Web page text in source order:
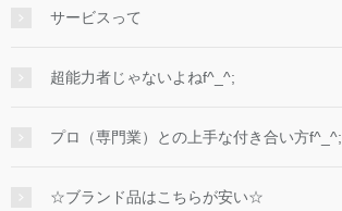
サービスって
超能力者じゃないよねf^_^;
プロ（専門業）との上手な付き合い方f^_^;
☆ブランド品はこちらが安い☆